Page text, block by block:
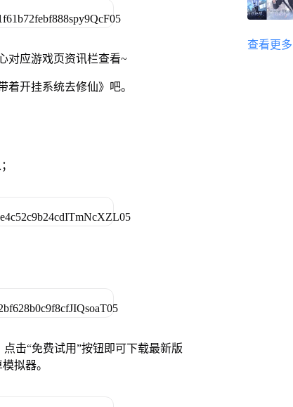
对应游戏页资讯栏查看~
开挂系统去修仙》吧。
击“免费试用”按钮即可下载最新版
拟器。
查看更多